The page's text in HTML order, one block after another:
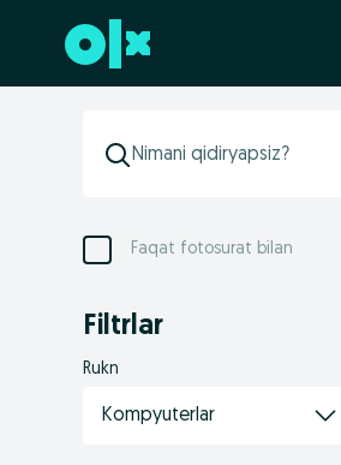
Futerga oʻtish
Faqat fotosurat bilan
Filtrlar
Rukn
Kompyuterlar